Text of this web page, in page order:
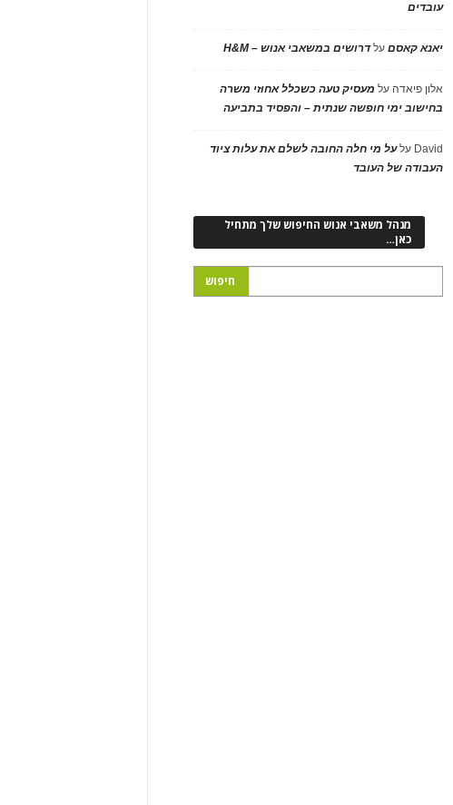
עובדים
יאנא קאסםעלדרושים במשאבי אנוש – H&M
אלון פיאדה על מעסיק טעה כשכלל אחוזי משרה
בחישוב ימי חופשה שנתית – והפסיד בתביעה
David עלעל מי חלה החובה לשלם את עלות ציוד
העבודה של העובד
מנהל משאבי אנוש החיפוש שלך מתחיל
כאן…